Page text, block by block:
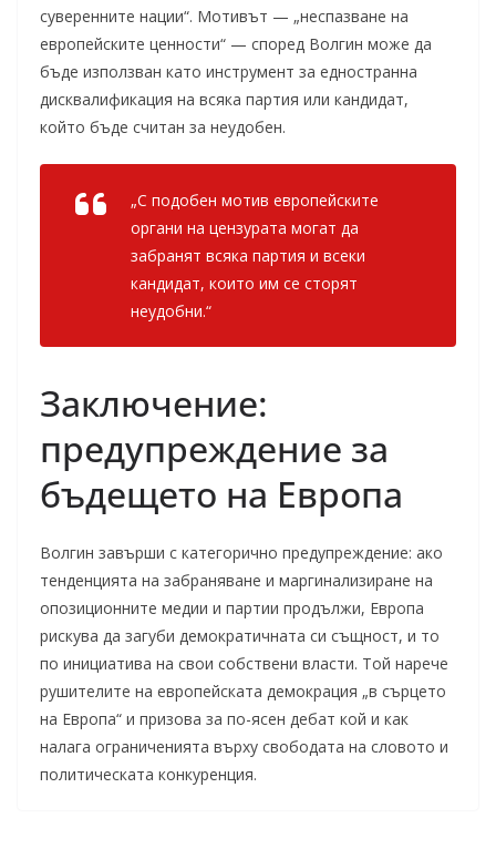
суверенните нации“. Мотивът — „неспазване на
европейските ценности“ — според Волгин може да
бъде използван като инструмент за едностранна
дисквалификация на всяка партия или кандидат,
който бъде считан за неудобен.
„С подобен мотив европейските
органи на цензурата могат да
забранят всяка партия и всеки
кандидат, които им се сторят
неудобни.“
Заключение:
предупреждение за
бъдещето на Европа
Волгин завърши с категорично предупреждение: ако
тенденцията на забраняване и маргинализиране на
опозиционните медии и партии продължи, Европа
рискува да загуби демократичната си същност, и то
по инициатива на свои собствени власти. Той нарече
рушителите на европейската демокрация „в сърцето
на Европа“ и призова за по-ясен дебат кой и как
налага ограниченията върху свободата на словото и
политическата конкуренция.